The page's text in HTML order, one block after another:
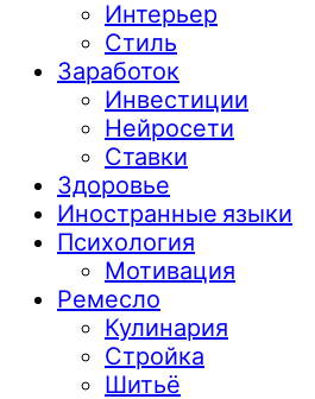
Интерьер
Стиль
Заработок
Инвестиции
Нейросети
Ставки
Здоровье
Иностранные языки
Психология
Мотивация
Ремесло
Кулинария
Стройка
Шитьё